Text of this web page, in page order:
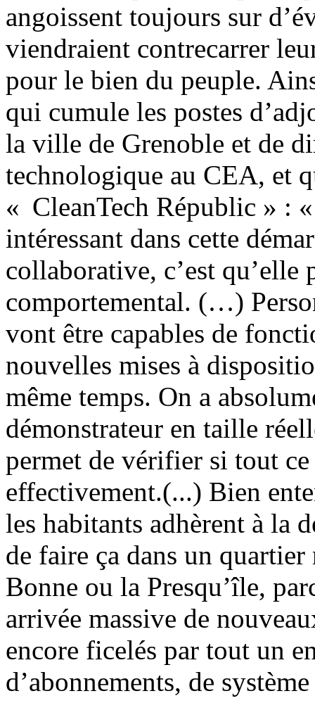
angoissent toujours sur
viendraient contrecarrer
pour le bien du peuple.
qui cumule les postes
la ville de Grenoble et de
technologique au CEA, et
« CleanTech Républic » :
intéressant dans cette
collaborative, c’est qu’elle
comportemental. (…)
vont être capables de
nouvelles mises à
même temps. On a
démonstrateur en taille
permet de vérifier si tout ce
effectivement.(...) Bien
les habitants adhèrent à la
de faire ça dans un
Bonne ou la Presqu’île,
arrivée massive de
encore ficelés par tout un
d’abonnements, de